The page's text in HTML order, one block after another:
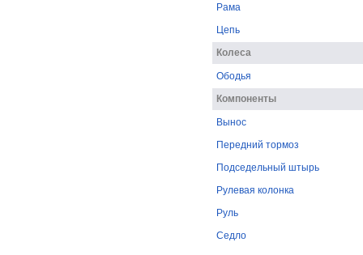
Рама
Цепь
Колеса
Ободья
Компоненты
Вынос
Передний тормоз
Подседельный штырь
Рулевая колонка
Руль
Седло